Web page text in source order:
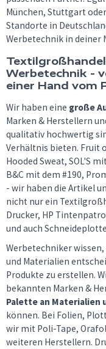
München, Stuttgart
Standorte in
Werbetechnik in deiner
Werbetechnik -
einer Hand vom
Wir haben eine große
Marken & Herstellern
qualitativ hochwertig
Verhältnis bieten. Fruit
Hooded Sweat, SOL'S
B&C mit dem #190,
- wir haben die Artikel
nicht nur ein
Drucker, HP
und auch
Werbetechniker
und Materialien
Produkte zu erstellen.
bekannten Marken &
Palette an Materialien
können. Bei Folien,
wir mit Poli-Tape,
weiteren Herstellern.